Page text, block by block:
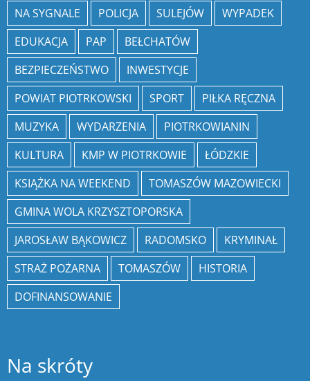
NA SYGNALE
POLICJA SULEJÓW
WYPADEK
EDUKACJA
PAP
BEŁCHATÓW
BEZPIECZEŃSTWO
INWESTYCJE
POWIAT PIOTRKOWSKI
SPORT
PIŁKA RĘCZNA
MUZYKA
WYDARZENIA
PIOTRKOWIANIN
KULTURA
KMP W PIOTRKOWIE
ŁÓDZKIE
KSIĄŻKA NA WEEKEND
TOMASZÓW MAZOWIECKI
GMINA WOLA KRZYSZTOPORSKA
JAROSŁAW BĄKOWICZ
RADOMSKO
KRYMINAŁ
STRAŻ POŻARNA
TOMASZÓW
HISTORIA
DOFINANSOWANIE
Na skróty